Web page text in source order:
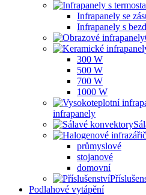
Infrapanely se
Infrapanely s
300 W
500 W
700 W
1000 W
infrapanely
průmyslové
stojanové
domovní
Podlahové vytápění